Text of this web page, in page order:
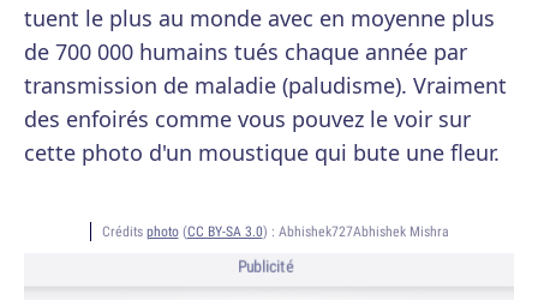
tuent le plus au monde avec en moyenne plus
de 700 000 humains tués chaque année par
transmission de maladie (paludisme). Vraiment
des enfoirés comme vous pouvez le voir sur
cette photo d'un moustique qui bute une fleur.
Crédits photo(CC BY-SA 3.0) : Abhishek727Abhishek Mishra
Publicité